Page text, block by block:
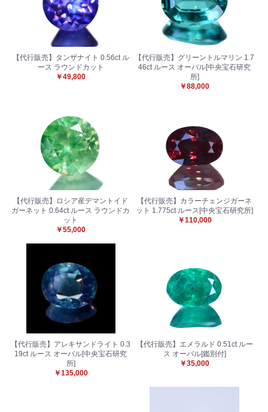
【代行販売】タンザナイト 0.56ct ル
ース ラウンドカット
￥49,800
【代行販売】グリーントルマリン 1.7
46ct ルース オーバル[中央宝石研究
所]
￥88,000
【代行販売】ロシア産デマントイド
ガーネット 0.64ct ルース ラウンドカ
ット
￥55,000
【代行販売】カラーチェンジガーネ
ット 1.775ct ルース[中央宝石研究所]
￥110,000
【代行販売】アレキサンドライト 0.3
19ct ルース オーバル[中央宝石研究
所]
￥135,000
【代行販売】エメラルド 0.51ct ルー
ス オーバル[鑑別付]
￥35,000